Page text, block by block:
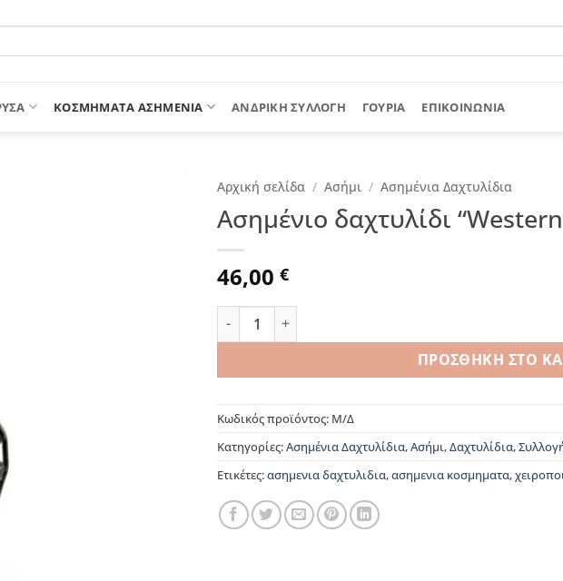
ΚΟΣΜΗΜΑΤΑ ΑΣΗΜΕΝΙΑ ΑΝΔΡΙΚΉ ΣΥΛΛΟΓΉ ΓΟΎΡΙΑ ΕΠΙΚΟΙΝΩΝΊΑ
Αρχική σελίδα / Ασήμι / Ασημένια Δαχτυλίδια
Ασημένιο δαχτυλίδι
46,00 €
Ασημένιο δαχτυλίδι "Western Lowland Gorilla"
ΠΡΟΣΘΉΚΗ ΣΤΟ
Κωδικός προϊόντος: Μ/Δ
Κατηγορίες:Ασημένια Δαχτυλίδια,Ασήμι,Δαχτυλίδια,
Ετικέτες:ασημενια δαχτυλιδια,ασημενια κοσμηματα,